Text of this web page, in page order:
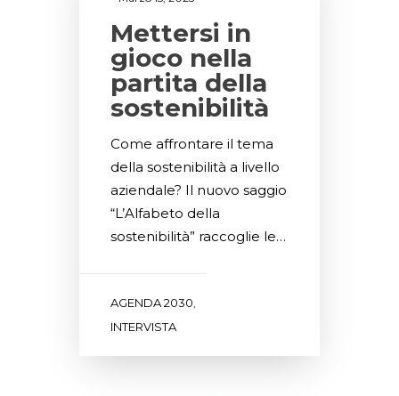
Mettersi in
gioco nella
partita della
sostenibilità
Come affrontare il tema
della sostenibilità a livello
aziendale? Il nuovo saggio
“L’Alfabeto della
sostenibilità” raccoglie le…
AGENDA 2030,
INTERVISTA